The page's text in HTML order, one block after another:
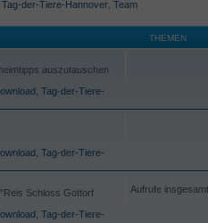
Tag-der-Tiere-Hannover, Team
THEMEN
auszutauschen
Tag-der-Tiere-
Tag-der-Tiere-
Schloss Gottorf
Tag-der-Tiere-
Aufrufe